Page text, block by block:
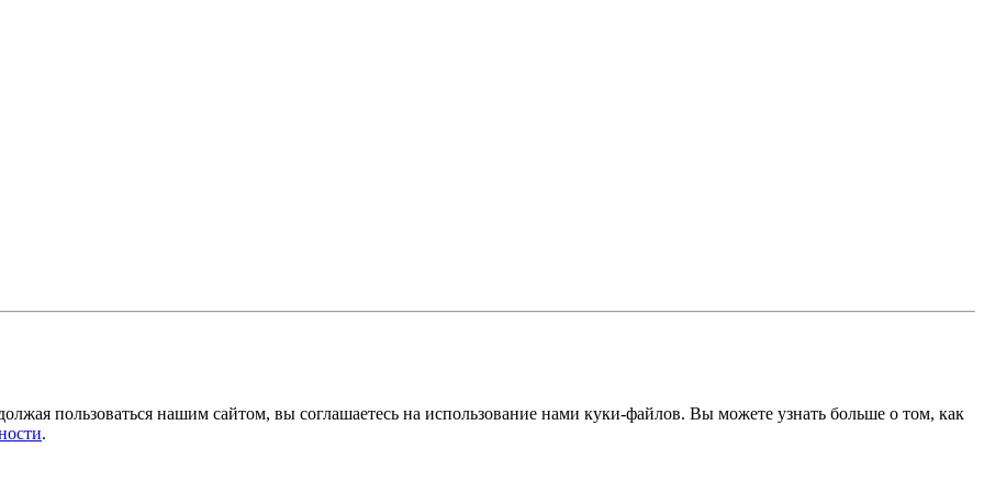
пользоваться нашим сайтом, вы соглашаетесь на использование нами куки-файлов. Вы можете узнать больше о том, как
.